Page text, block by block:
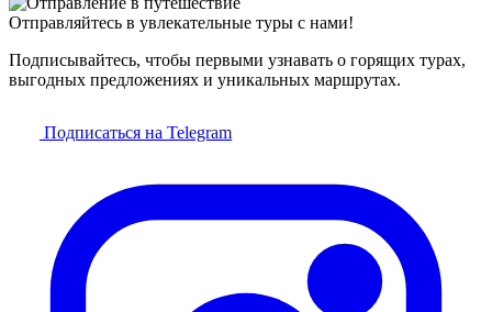
Отправляйтесь в увлекательные туры с нами!
Подписывайтесь, чтобы первыми узнавать о горящих турах,
выгодных предложениях и уникальных маршрутах.
Подписаться на Telegram